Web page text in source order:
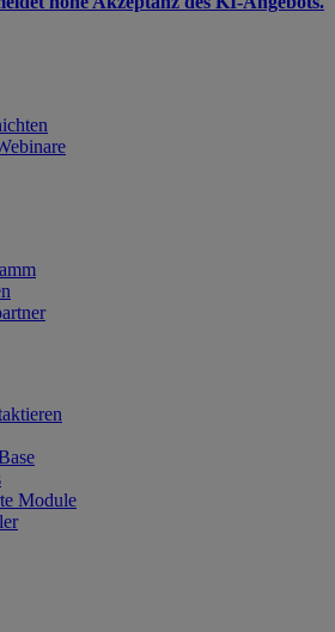
Module